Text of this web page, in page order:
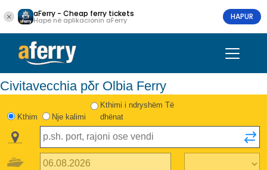
aFerry - Cheap ferry tickets
Hape në aplikacionin aFerry HAPUR
Civitavecchia pδr Olbia Ferry
Kthim Nje kalimi
Kthimi i ndryshëm Të
dhënat